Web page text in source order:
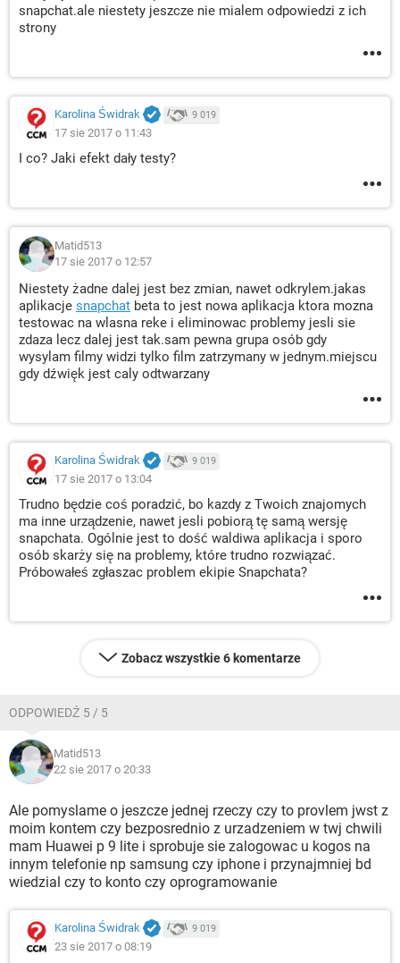
snapchat.ale niestety jeszcze nie mialem odpowiedzi z ich
strony
Karolina Świdrak 9 019
17 sie 2017 o 11:43
I co? Jaki efekt dały testy?
Matid513
17 sie 2017 o 12:57
Niestety żadne dalej jest bez zmian, nawet odkrylem.jakas
aplikacje snapchat beta to jest nowa aplikacja ktora mozna
testowac na wlasna reke i eliminowac problemy jesli sie
zdaza lecz dalej jest tak.sam pewna grupa osób gdy
wysylam filmy widzi tylko film zatrzymany w jednym.miejscu
gdy dźwięk jest caly odtwarzany
Karolina Świdrak 9 019
17 sie 2017 o 13:04
Trudno będzie coś poradzić, bo kazdy z Twoich znajomych
ma inne urządzenie, nawet jesli pobiorą tę samą wersję
snapchata. Ogólnie jest to dość waldiwa aplikacja i sporo
osób skarży się na problemy, które trudno rozwiązać.
Próbowałeś zgłaszac problem ekipie Snapchata?
Zobacz wszystkie 6 komentarze
ODPOWIEDŹ 5 / 5
Matid513
22 sie 2017 o 20:33
Ale pomyslame o jeszcze jednej rzeczy czy to provlem jwst z
moim kontem czy bezposrednio z urzadzeniem w twj chwili
mam Huawei p 9 lite i sprobuje sie zalogowac u kogos na
innym telefonie np samsung czy iphone i przynajmniej bd
wiedzial czy to konto czy oprogramowanie
Karolina Świdrak 9 019
23 sie 2017 o 08:19